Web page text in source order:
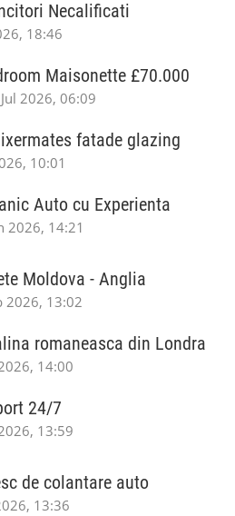
Necalificati
18:46
Maisonette £70.000
2026, 06:09
fatade glazing
10:01
Auto cu Experienta
2026, 14:21
Moldova - Anglia
2026, 13:02
romaneasca din Londra
14:00
24/7
13:59
de colantare auto
13:36